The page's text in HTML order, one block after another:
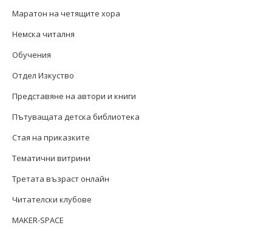
Маратон на четящите хора
Немска читалня
Обучения
Отдел Изкуство
Представяне на автори и книги
Пътуващата детска библиотека
Стая на приказките
Тематични витрини
Третата възраст онлайн
Читателски клубове
MAKER-SPACE